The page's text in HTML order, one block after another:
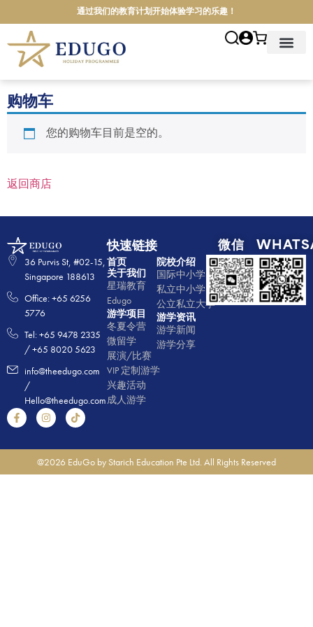
通过我们的教育计划开始体验学习的乐趣！
购物车
您的购物车目前是空的。
返回商店
36 Purvis St, #02-15,
Singapore 188613
Office: +65 6256
5776
Tel: +65 9478 2335
/ +65 8020 5623
info@theedugo.com
/
Hello@theedugo.com
快速链接
首页
关于我们
星瑞教育
Edugo
游学项目
冬夏令营
微留学
展演/比赛
VIP 定制游学
兴趣活动
成人游学
院校介绍
国际中小学
私立中小学
公立私立大学
游学资讯
游学新闻
游学分享
微信
@2026 EduGo by Starich Education Pte Ltd. All Rights Reserved